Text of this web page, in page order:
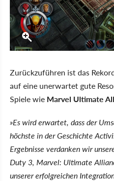
Zurückzuführen ist das
auf eine unerwartet gute
Spiele wie Marvel Ultimate
»Es wird erwartet, dass der
höchste in der Geschichte
Ergebnisse verdanken wir
Duty 3, Marvel: Ultimate
unserer erfolgreichen